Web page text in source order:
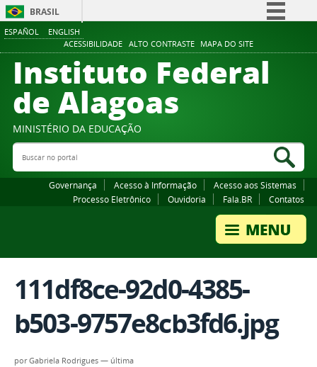
ESPAÑOL ENGLISH
ACESSIBILIDADE ALTO CONTRASTE MAPA DO SITE
BRASIL
Comunica BR
Participe
Canais
Instituto Federal
de Alagoas
MINISTÉRIO DA EDUCAÇÃO
Buscar no portal
Governança Acesso à Informação
Acesso aos Sistemas
Processo Eletrônico
Ouvidoria Fala.BR Contatos
111df8ce-92d0-4385-
b503-9757e8cb3fd6.jpg
porGabriela Rodrigues — última